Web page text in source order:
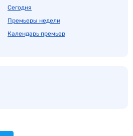
Сегодня
Премьеры недели
Календарь премьер